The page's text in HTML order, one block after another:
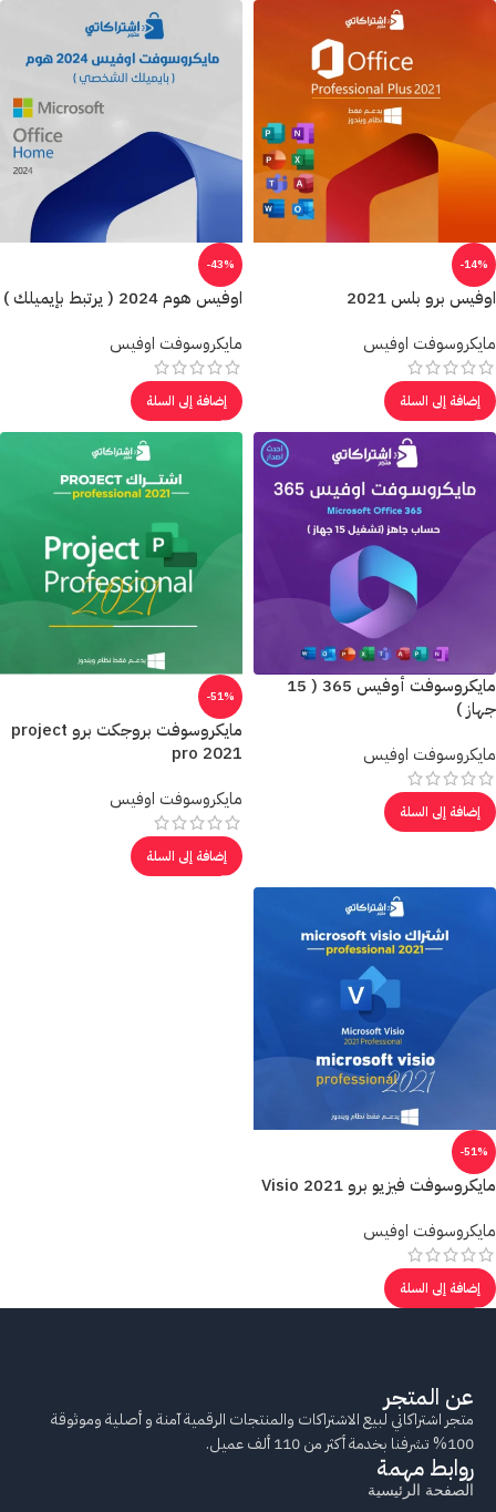
-14%
اوفيس برو بلس 2021
مايكروسوفت اوفيس
إضافة إلى السلة
-43%
اوفيس هوم 2024 ( يرتبط بإيميلك )
مايكروسوفت اوفيس
إضافة إلى السلة
مايكروسوفت أوفيس 365 ( 15
جهاز )
مايكروسوفت اوفيس
إضافة إلى السلة
-51%
مايكروسوفت بروجكت برو project
pro 2021
مايكروسوفت اوفيس
إضافة إلى السلة
-51%
مايكروسوفت فيزيو برو 2021 Visio
مايكروسوفت اوفيس
إضافة إلى السلة
عن المتجر
متجر اشتراكاتي لبيع الاشتراكات والمنتجات الرقمية آمنة و أصلية وموثوقة
100% تشرفنا بخدمة أكثر من 110 ألف عميل.
روابط مهمة
الصفحة الرئيسية